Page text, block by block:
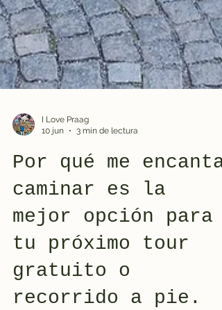
10 jun
3 min de lectura
Por qué me encanta
caminar es la
mejor opción para
tu próximo tour
gratuito o